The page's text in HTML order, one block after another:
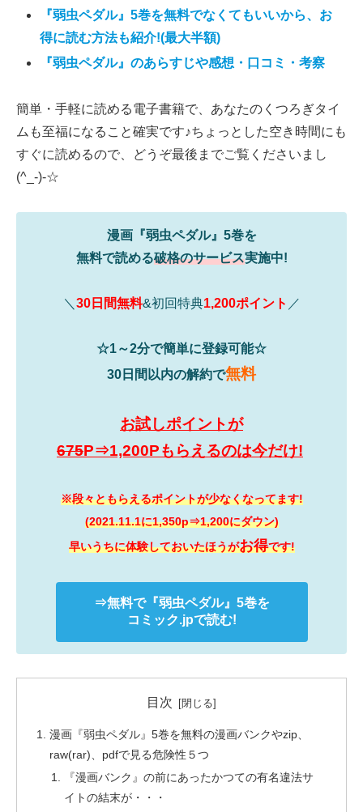
『弱虫ペダル』5巻を無料でなくてもいいから、お
得に読む方法も紹介!(最大半額)
『弱虫ペダル』のあらすじや感想・口コミ・考察
簡単・手軽に読める電子書籍で、あなたのくつろぎタイ
ムも至福になること確実です♪ちょっとした空き時間にも
すぐに読めるので、どうぞ最後までご覧くださいまし
(^_-)-☆
漫画『弱虫ペダル』5巻を
無料で読める破格のサービス実施中!
＼ 30日間無料&初回特典1,200ポイント ／
☆1～2分で簡単に登録可能☆
30日間以内の解約で無料
お試しポイントが
675P⇒1,200Pもらえるのは今だけ!
※段々ともらえるポイントが少なくなってます!
(2021.11.1に1,350p⇒1,200にダウン)
早いうちに体験しておいたほうがお得です!
⇒無料で『弱虫ペダル』 5巻を
コミック.jpで読む!
目次
漫画『弱虫ペダル』5巻を無料の漫画バンクやzip、
raw(rar)、pdfで見る危険性５つ
『漫画バンク』の前にあったかつての有名違法サ
イトの結末が・・・